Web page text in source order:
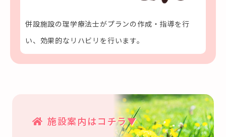
併設施設の理学療法士がプランの作成・指導を行
い、効果的なリハビリを行います。
施設案内はコチラ▼